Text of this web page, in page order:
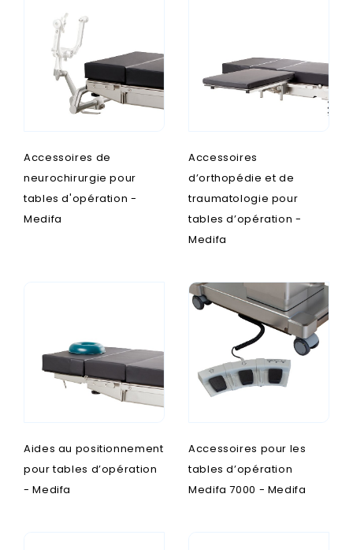
Accessoires de
neurochirurgie pour
tables d'opération -
Medifa
Accessoires
d’orthopédie et de
traumatologie pour
tables d’opération -
Medifa
Aides au positionnement
pour tables d’opération
- Medifa
Accessoires pour les
tables d’opération
Medifa 7000 - Medifa